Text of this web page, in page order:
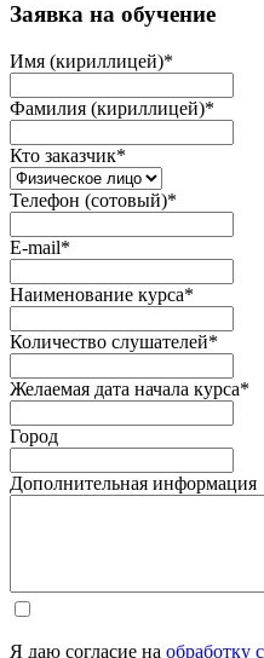
Заявка на обучение
Имя (кириллицей)*
Фамилия (кириллицей)*
Кто заказчик*
Телефон (сотовый)*
E-mail*
Наименование курса*
Количество слушателей*
Желаемая дата начала курса*
Город
Дополнительная информация
Я даю согласие на обработку